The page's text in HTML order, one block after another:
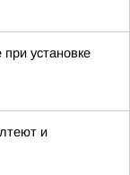
установке
и